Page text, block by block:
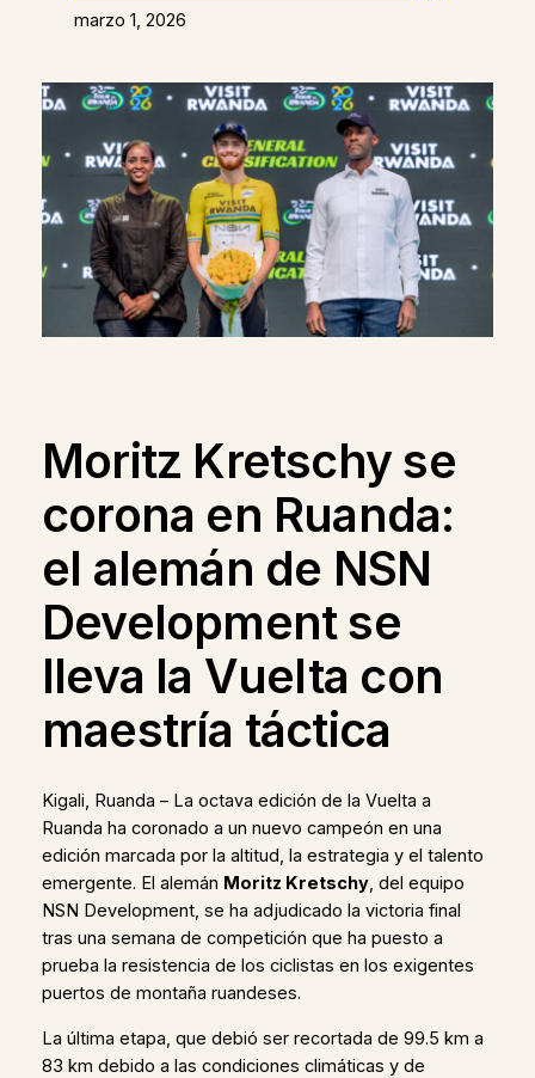
marzo 1, 2026
Moritz Kretschy se
corona en Ruanda:
el alemán de NSN
Development se
lleva la Vuelta con
maestría táctica
Kigali, Ruanda – La octava edición de la Vuelta a
Ruanda ha coronado a un nuevo campeón en una
edición marcada por la altitud, la estrategia y el talento
emergente. El alemán Moritz Kretschy, del equipo
NSN Development, se ha adjudicado la victoria final
tras una semana de competición que ha puesto a
prueba la resistencia de los ciclistas en los exigentes
puertos de montaña ruandeses.
La última etapa, que debió ser recortada de 99.5 km a
83 km debido a las condiciones climáticas y de